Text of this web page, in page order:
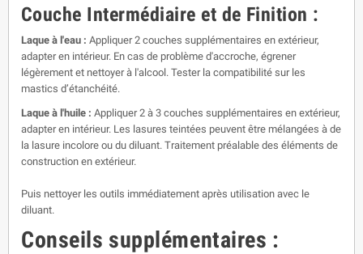
Couche Intermédiaire et de Finition :
Laque à l'eau : Appliquer 2 couches supplémentaires en extérieur,
adapter en intérieur. En cas de problème d'accroche, égrener
légèrement et nettoyer à l'alcool. Tester la compatibilité sur les
mastics d’étanchéité.
Laque à l'huile : Appliquer 2 à 3 couches supplémentaires en extérieur,
adapter en intérieur. Les lasures teintées peuvent être mélangées à de
la lasure incolore ou du diluant. Traitement préalable des éléments de
construction en extérieur.
Puis nettoyer les outils immédiatement après utilisation avec le
diluant.
Conseils supplémentaires :